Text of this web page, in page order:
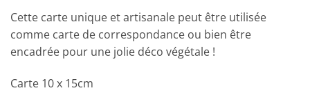
Cette carte unique et artisanale peut être utilisée
comme carte de correspondance ou bien être
encadrée pour une jolie déco végétale !
Carte 10 x 15cm